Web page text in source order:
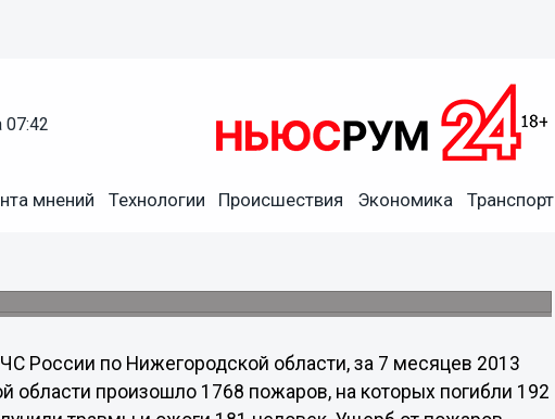
07:42
мнений Технологии Происшествия Экономика Транспорт
на пожарах за первые семь
России по Нижегородской области, за 7 месяцев 2013
области произошло 1768 пожаров, на которых погибли 192